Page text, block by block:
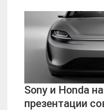
Sony и Honda
презентации